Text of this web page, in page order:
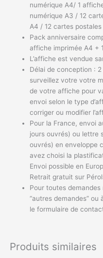
numérique A4/ 1
numérique A3 / 12
A4 / 12 cartes
Pack anniversaire
affiche imprimée A4 +
L’affiche est vendue
Délai de conception :
surveillez votre votre
de votre affiche pour
envoi selon le type
corriger ou modifier
Pour la France, envoi
jours ouvrés) ou lettre
ouvrés) en enveloppe
avez choisi la
Envoi possible en
Retrait gratuit sur
Pour toutes demandes
“autres demandes”
le formulaire de
Produits similaires